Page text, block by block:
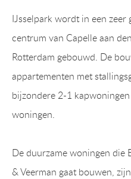
IJsselpark wordt in een
centrum van Capelle aan
Rotterdam gebouwd. De
appartementen met
bijzondere 2-1
woningen.
De duurzame woningen die
& Veerman gaat bouwen,